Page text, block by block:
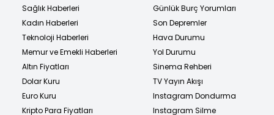
Sağlık Haberleri
Kadın Haberleri
Teknoloji Haberleri
Memur ve Emekli Haberleri
Altın Fiyatları
Dolar Kuru
Euro Kuru
Kripto Para Fiyatları
Günlük Burç Yorumları
Son Depremler
Hava Durumu
Yol Durumu
Sinema Rehberi
TV Yayın Akışı
Instagram Dondurma
Instagram Silme